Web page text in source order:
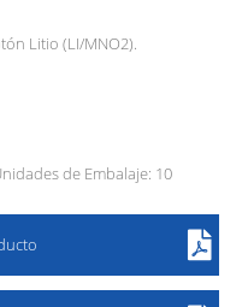
Litio (LI/MNO2).
de Embalaje: 10